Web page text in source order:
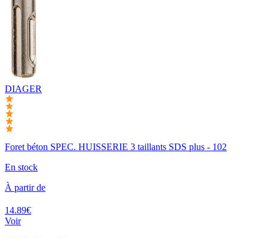
DIAGER
Foret béton SPEC. HUISSERIE 3 taillants SDS plus - 102
En stock
À partir de
14.89€
Voir